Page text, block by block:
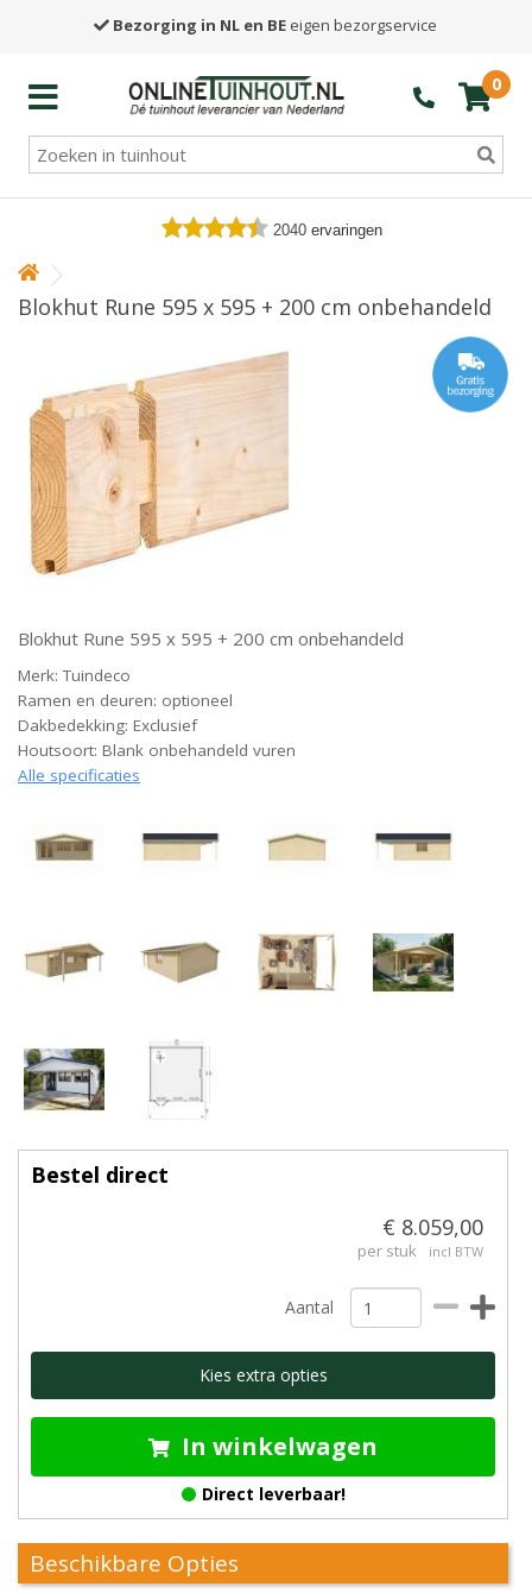
Bezorging in NL en BE eigen bezorgservice
0
2040 ervaringen
Blokhut Rune 595 x 595 + 200 cm onbehandeld
Blokhut Rune 595 x 595 + 200 cm onbehandeld
Merk: Tuindeco
Ramen en deuren: optioneel
Dakbedekking: Exclusief
Houtsoort: Blank onbehandeld vuren
Alle specificaties
Bestel direct
€ 8.059,00
per stuk incl BTW
Aantal
Kies extra opties
In winkelwagen
Direct leverbaar!
Beschikbare Opties